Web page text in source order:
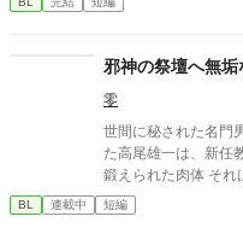
し。
邪神の祭壇へ無
零
世間に秘された名門男子校・
た高尾雄一は、新任教師として赴
鍛えられた肉体 それは、学園にとって最高の生贄の候補に他なら
なかった 至高の筋肉を持つ、精神を削られ意志をなくした青年を
太古の神に捧げるため
BL 連載中 短編